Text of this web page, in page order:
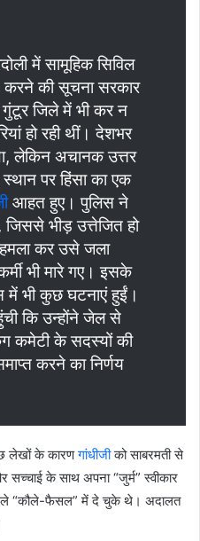
में सामूहिक सिविल
की सूचना सरकार
जिले में भी कर न
हो रही थीं। देशभर
लेकिन अचानक उत्तर
पर हिंसा का एक
आहत हुए। पुलिस ने
भीड़ उत्तेजित हो
कर उसे जला
भी मारे गए। इसके
में भी कुछ घटनाएं हुईं।
कि उन्होंने जेल से
कमेटी के सदस्यों की
करने का निर्णय
लेखों के कारणगांधीजीको साबरमती से
के साथ अपना “जुर्म” स्वीकार
“कौले-फैसल” में दे चुके थे। अदालत